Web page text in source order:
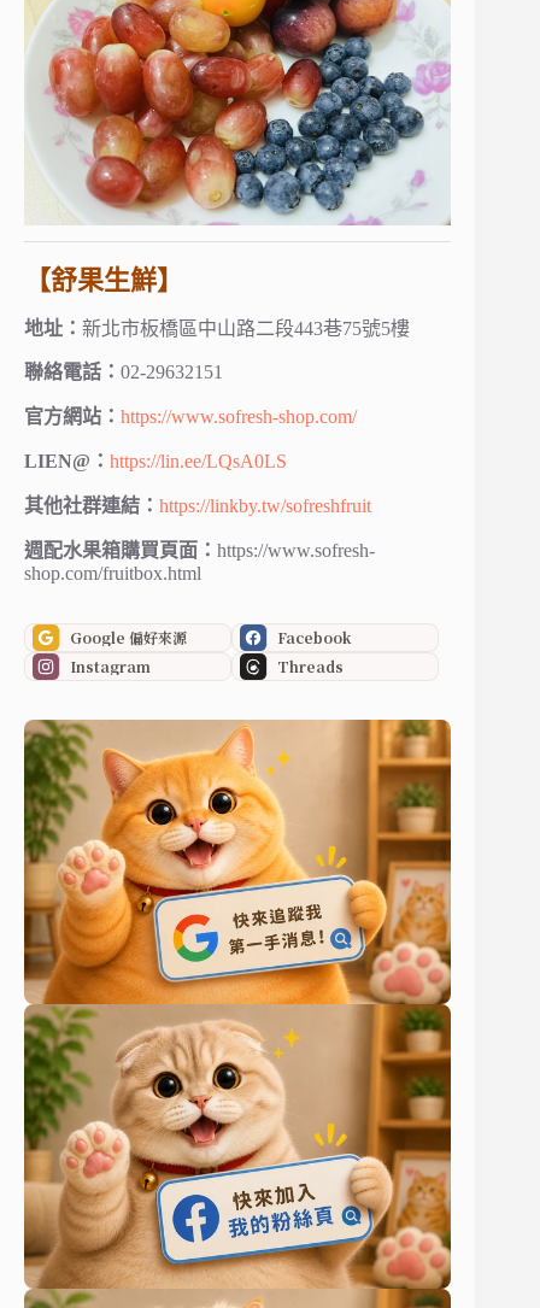
【舒果生鮮】
地址： 新北市板橋區中山路二段443巷75號5樓
聯絡電話： 02-29632151
官方網站： https://www.sofresh-shop.com/
LIEN@： https://lin.ee/LQsA0LS
其他社群連結： https://linkby.tw/sofreshfruit
週配水果箱購買頁面： https://www.sofresh-
shop.com/fruitbox.html
Google 偏好來源
Facebook
Instagram
Threads